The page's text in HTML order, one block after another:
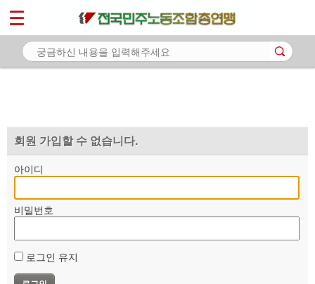
회원 가입할 수 없습니다.
아이디
비밀번호
로그인 유지
마이페이지
소개
자료
부설기관